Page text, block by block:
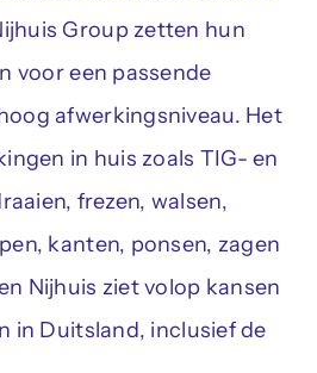
Group zetten hun
voor een passende
afwerkingsniveau. Het
in huis zoals TIG- en
frezen, walsen,
kanten, ponsen, zagen
Nijhuis ziet volop kansen
in Duitsland, inclusief de